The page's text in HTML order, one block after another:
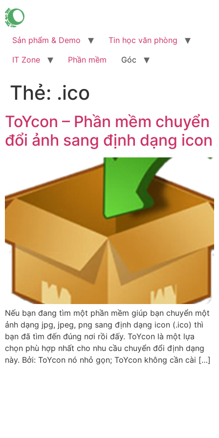
Chuyển
đến
nội
dungSản phẩm & Demo
Tin học văn phòng
IT Zone
Phần mềm Góc
Thẻ: .ico
ToYcon – Phần mềm chuyển
đổi ảnh sang định dạng icon
Nếu bạn đang tìm một phần mềm giúp bạn chuyển một
ảnh dạng jpg, jpeg, png sang định dạng icon (.ico) thì
bạn đã tìm đến đúng nơi rồi đấy. ToYcon là một lựa
chọn phù hợp nhất cho nhu cầu chuyển đổi định dạng
này. Bởi: ToYcon nó nhỏ gọn; ToYcon không cần cài […]